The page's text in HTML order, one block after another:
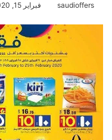
saudioffers فبراير 15, 2020